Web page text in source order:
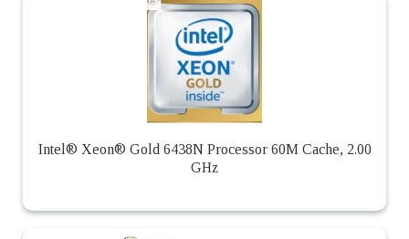
Intel® Xeon® Gold 6438N Processor 60M Cache, 2.00
GHz